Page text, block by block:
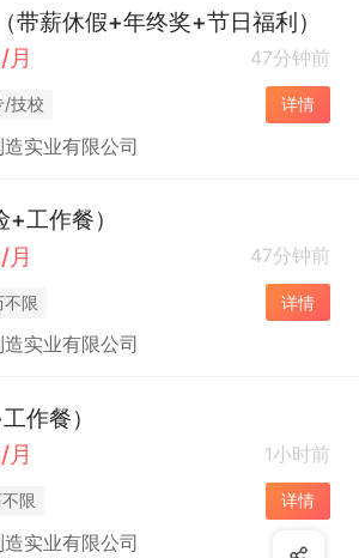
带薪休假+年终奖+节日福利）
47分钟前
/技校 详情
实业有限公司
工作餐）
47分钟前
不限 详情
实业有限公司
作餐）
1小时前
限 详情
实业有限公司